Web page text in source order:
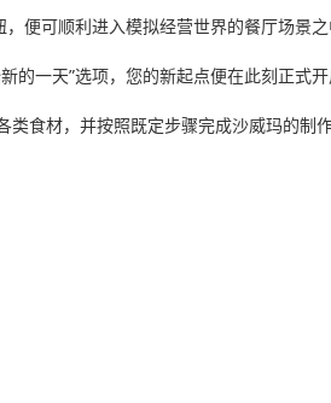
便可顺利进入模拟经营世界的餐厅场景之
的一天”选项，您的新起点便在此刻正式开
食材，并按照既定步骤完成沙威玛的制